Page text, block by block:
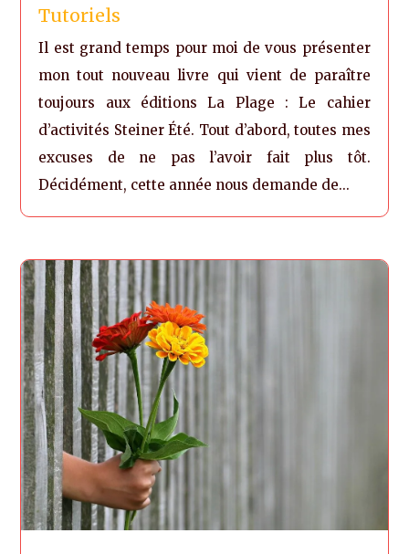
Tutoriels
Il est grand temps pour moi de vous présenter
mon tout nouveau livre qui vient de paraître
toujours aux éditions La Plage : Le cahier
d’activités Steiner Été. Tout d’abord, toutes mes
excuses de ne pas l’avoir fait plus tôt.
Décidément, cette année nous demande de...